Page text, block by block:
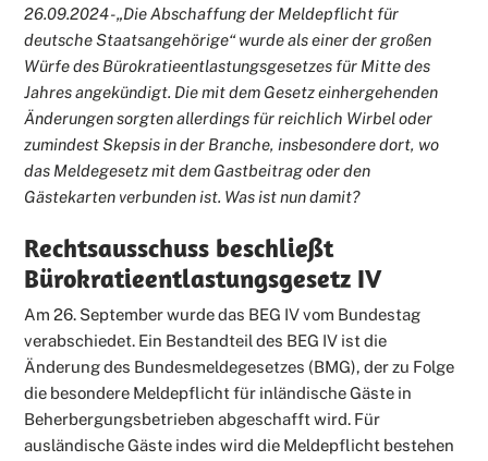
26.09.2024 - „Die Abschaffung der Meldepflicht für
deutsche Staatsangehörige“ wurde als einer der großen
Würfe des Bürokratieentlastungsgesetzes für Mitte des
Jahres angekündigt. Die mit dem Gesetz einhergehenden
Änderungen sorgten allerdings für reichlich Wirbel oder
zumindest Skepsis in der Branche, insbesondere dort, wo
das Meldegesetz mit dem Gastbeitrag oder den
Gästekarten verbunden ist. Was ist nun damit?
Rechtsausschuss beschließt
Bürokratieentlastungsgesetz IV
Am 26. September wurde das BEG IV vom Bundestag
verabschiedet. Ein Bestandteil des BEG IV ist die
Änderung des Bundesmeldegesetzes (BMG), der zu Folge
die besondere Meldepflicht für inländische Gäste in
Beherbergungsbetrieben abgeschafft wird. Für
ausländische Gäste indes wird die Meldepflicht bestehen